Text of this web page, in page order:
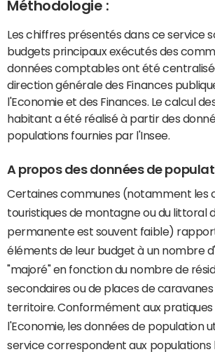
Méthodologie :
Les chiffres présentés dans ce service
budgets principaux exécutés des
données comptables ont été
direction générale des Finances
l'Economie et des Finances. Le calcul
habitant a été réalisé à partir des
populations fournies par l'Insee.
A propos des données de
Certaines communes (notamment les
touristiques de montagne ou du littoral
permanente est souvent faible)
éléments de leur budget à un nombre
"majoré" en fonction du nombre de
secondaires ou de places de
territoire. Conformément aux pratiques
l'Economie, les données de population
service correspondent aux populations